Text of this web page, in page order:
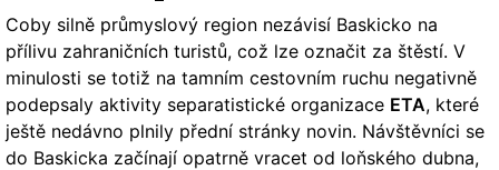
Coby silně průmyslový region nezávisí Baskicko na
přílivu zahraničních turistů, což lze označit za štěstí. V
minulosti se totiž na tamním cestovním ruchu negativně
podepsaly aktivity separatistické organizace ETA, které
ještě nedávno plnily přední stránky novin. Návštěvníci se
do Baskicka začínají opatrně vracet od loňského dubna,